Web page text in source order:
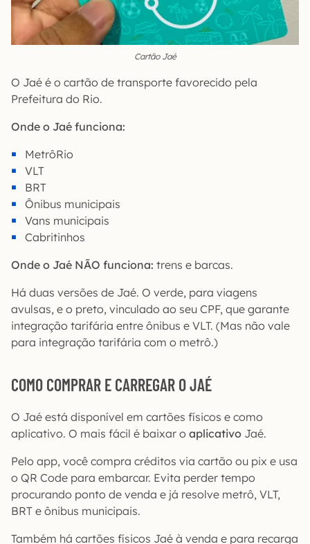
Cartão Jaé
O Jaé é o cartão de transporte favorecido pela
Prefeitura do Rio.
Onde o Jaé funciona:
MetrôRio
VLT
BRT
Ônibus municipais
Vans municipais
Cabritinhos
Onde o Jaé NÃO funciona: trens e barcas.
Há duas versões de Jaé. O verde, para viagens
avulsas, e o preto, vinculado ao seu CPF, que garante
integração tarifária entre ônibus e VLT. (Mas não vale
para integração tarifária com o metrô.)
COMO COMPRAR E CARREGAR O JAÉ
O Jaé está disponível em cartões físicos e como
aplicativo. O mais fácil é baixar o aplicativo Jaé.
Pelo app, você compra créditos via cartão ou pix e usa
o QR Code para embarcar. Evita perder tempo
procurando ponto de venda e já resolve metrô, VLT,
BRT e ônibus municipais.
Também há cartões físicos Jaé à venda e para recarga